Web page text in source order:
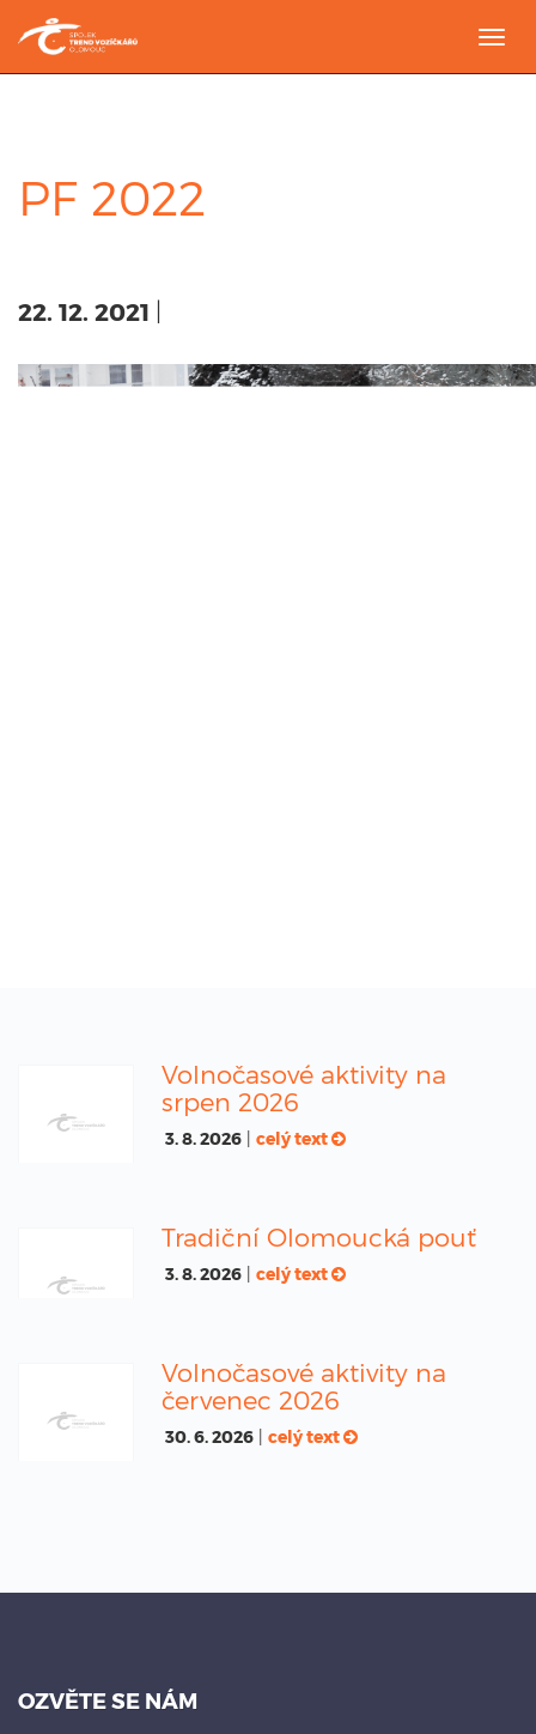
PF 2022
22. 12. 2021
Volnočasové aktivity na
srpen 2026
3. 8. 2026 celý text
Tradiční Olomoucká pouť
3. 8. 2026 celý text
Volnočasové aktivity na
červenec 2026
30. 6. 2026 celý text
OZVĚTE SE NÁM